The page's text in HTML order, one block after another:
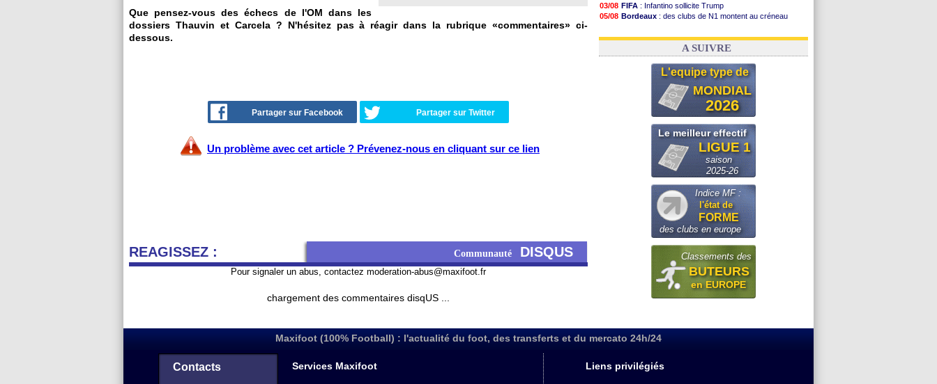
Que pensez-vous des échecs de l'OM dans les
dossiers Thauvin et Carcela ? N'hésitez pas à réagir dans la rubrique «commentaires» ci-
dessous.
Partager sur Facebook Partager sur Twitter
Un problème avec cet article ? Prévenez-nous en cliquant sur ce lien
REAGISSEZ : Communauté DISQUS
Pour signaler un abus, contactez moderation-abus@maxifoot.fr
chargement des commentaires disqUS ...
03/08 FIFA : Infantino sollicite Trump
05/08 Bordeaux : des clubs de N1 montent au créneau
03/08 Real: le démenti de Leipzig pour Diomandé
A SUIVRE
L'equipe type de
MONDIAL
2026
Le meilleur effectif
LIGUE 1
saison
2025-26
Indice MF :
l'état de
FORME
des clubs en europe
Classements des
BUTEURS
en EUROPE
Maxifoot (100% Football) : l'actualité du foot, des transferts et du mercato 24h/24
Contacts Services Maxifoot Liens privilégiés